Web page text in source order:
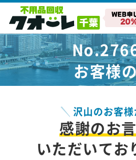
お客様
沢山のお客様
感謝のお
いただいてお